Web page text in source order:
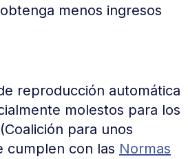
menos ingresos
reproducción automática
molestos para los
para unos
cumplen con las Normas